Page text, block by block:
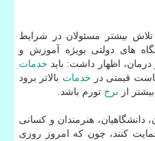
بیشتر مسئولان در شرایط
های دولتی بویژه آموزش و
اظهار داشت: باید خدمات
قیمتی در خدمات بالاتر برود
از نرخ تورم باشد.
دانشگاهیان، هنرمندان و كسانی
كنند، چون كه امروز روزی